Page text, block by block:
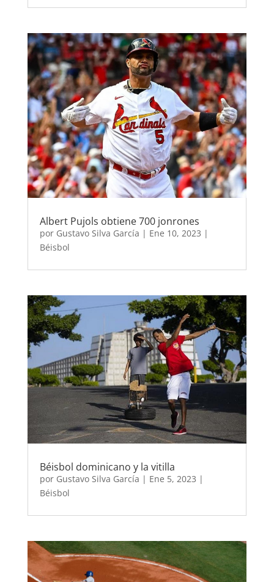
Albert Pujols obtiene 700 jonrones
por Gustavo Silva García | Ene 10, 2023 |
Béisbol
Béisbol dominicano y la vitilla
por Gustavo Silva García | Ene 5, 2023 |
Béisbol